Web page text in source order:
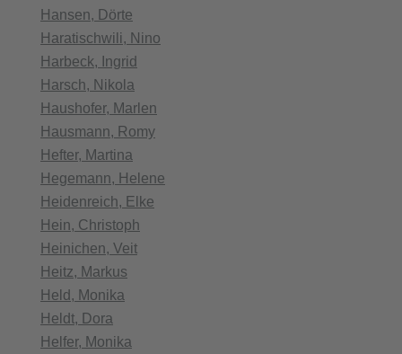
Hansen, Dörte
Haratischwili, Nino
Harbeck, Ingrid
Harsch, Nikola
Haushofer, Marlen
Hausmann, Romy
Hefter, Martina
Hegemann, Helene
Heidenreich, Elke
Hein, Christoph
Heinichen, Veit
Heitz, Markus
Held, Monika
Heldt, Dora
Helfer, Monika